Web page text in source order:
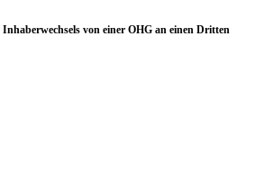
von einer OHG an einen Dritten